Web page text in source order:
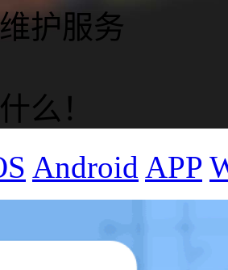
护服务
么！
Android APP